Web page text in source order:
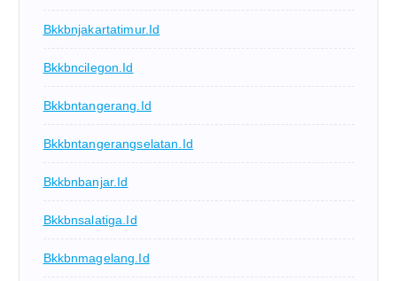
Bkkbnjakartatimur.id
Bkkbncilegon.id
Bkkbntangerang.id
Bkkbntangerangselatan.id
Bkkbnbanjar.id
Bkkbnsalatiga.id
Bkkbnmagelang.id